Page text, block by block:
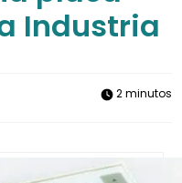
Industria
2 minutos